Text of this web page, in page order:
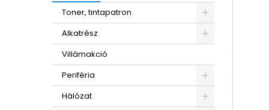
Toner, tintapatron
Alkatrész
Villámakció
Periféria
Hálózat